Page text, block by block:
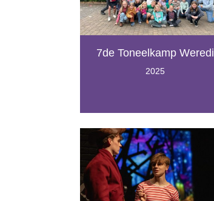
7de Toneelkamp Weredi
2025